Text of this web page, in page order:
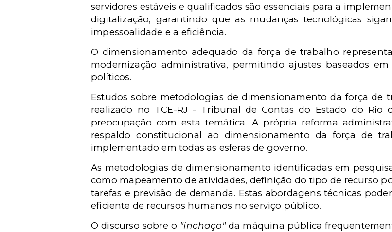
servidores estáveis e qualificados são essenciais para a
digitalização, garantindo que as mudanças tecnológicas
impessoalidade e a eficiência.
O dimensionamento adequado da força de trabalho
modernização administrativa, permitindo ajustes baseados
políticos.
Estudos sobre metodologias de dimensionamento da força de
realizado no TCE-RJ - Tribunal de Contas do Estado do Rio
preocupação com esta temática. A própria reforma
respaldo constitucional ao dimensionamento da força de
implementado em todas as esferas de governo.
As metodologias de dimensionamento identificadas em
como mapeamento de atividades, definição do tipo de recurso
tarefas e previsão de demanda. Estas abordagens técnicas
eficiente de recursos humanos no serviço público.
O discurso sobre o "inchaço"da máquina pública